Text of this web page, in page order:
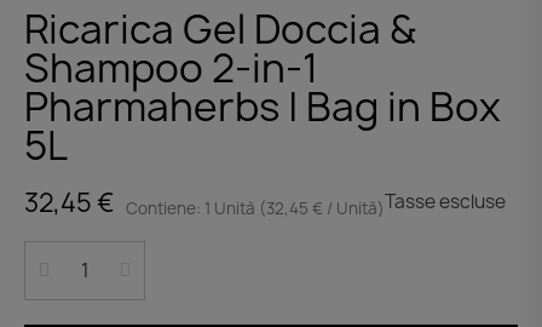
Ricarica Gel Doccia &
Shampoo 2-in-1
Pharmaherbs | Bag in Box
5L
32,45 € Contiene: 1 Unità (32,45 € / Unità)Tasse escluse